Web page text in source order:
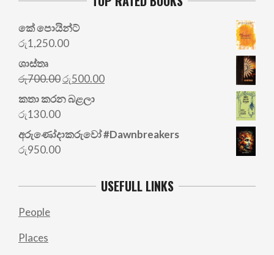
කේ පොයින්ට්
රු1,250.00
ශාස්තෘ
රු700.00Original
price
was:
රු500.00Current
කතා කරන බළලා
රු130.00
අරු‍ණෝදාකරුවෝ #Dawnbreakers
රු950.00
USEFULL LINKS
People
Places